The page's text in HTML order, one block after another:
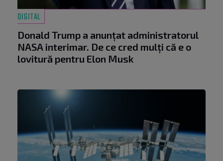
DIGITAL
Donald Trump a anunțat administratorul
NASA interimar. De ce cred mulți că e o
lovitură pentru Elon Musk